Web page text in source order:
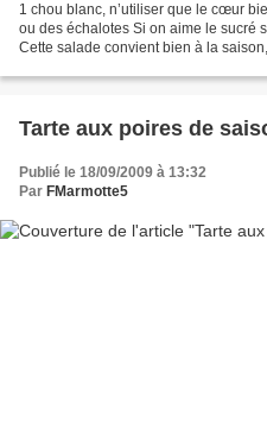
1 chou blanc, n’utiliser que le cœur
ou des échalotes Si on aime le sucré
Cette salade convient bien à la
Tarte aux poires de
Publié le 18/09/2009 à 13:32
Par FMarmotte5